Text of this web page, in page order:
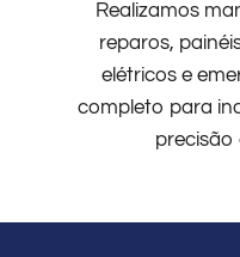
Realizamos
reparos,
elétricos e
completo para
precisão